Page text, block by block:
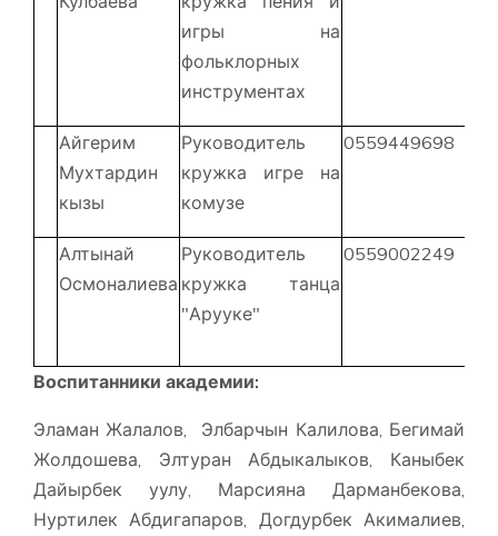
игры на
фольклорных
инструментах
Айгерим
Мухтардин
кызы
Руководитель
кружка игре на
комузе
0559449698
Алтынай
Осмоналиева
Руководитель
кружка танца
"Арууке"
0559002249
Воспитанники академии:
Эламан Жалалов, Элбарчын Калилова, Бегимай
Жолдошева, Элтуран Абдыкалыков, Каныбек
Дайырбек уулу, Марсияна Дарманбекова,
Нуртилек Абдигапаров, Догдурбек Акималиев,